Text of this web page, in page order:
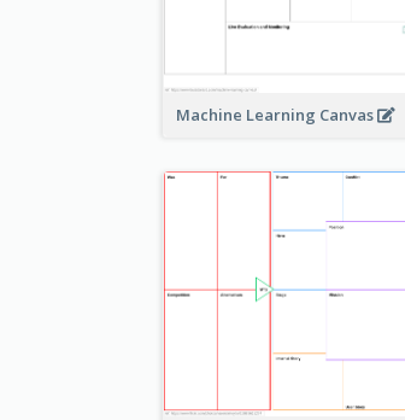
Machine Learning Canvas